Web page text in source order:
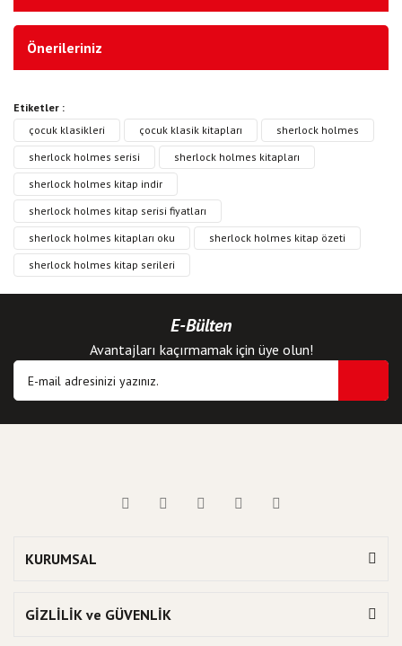
Önerileriniz
Etiketler :
çocuk klasikleri
çocuk klasik kitapları
sherlock holmes
sherlock holmes serisi
sherlock holmes kitapları
sherlock holmes kitap indir
sherlock holmes kitap serisi fiyatları
sherlock holmes kitapları oku
sherlock holmes kitap özeti
sherlock holmes kitap serileri
E-Bülten
Avantajları kaçırmamak için üye olun!
KURUMSAL
GİZLİLİK ve GÜVENLİK